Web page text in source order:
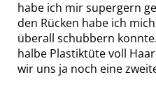
habe ich mir supergern
den Rücken habe ich
überall schubbern
halbe Plastiktüte voll
wir uns ja noch eine